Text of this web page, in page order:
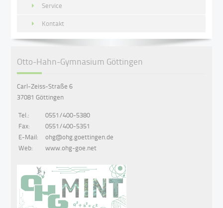
Service
Kontakt
Otto-Hahn-Gymnasium Göttingen
Carl-Zeiss-Straße 6
37081 Göttingen
Tel.:
0551/400-5380
Fax:
0551/400-5351
E-Mail:
ohg@ohg.goettingen.de
Web:
www.ohg-goe.net